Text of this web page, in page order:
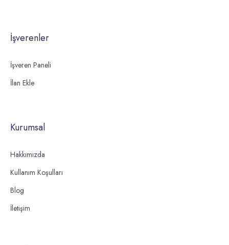
İşverenler
İşveren Paneli
İlan Ekle
Kurumsal
Hakkımızda
Kullanım Koşulları
Blog
İletişim